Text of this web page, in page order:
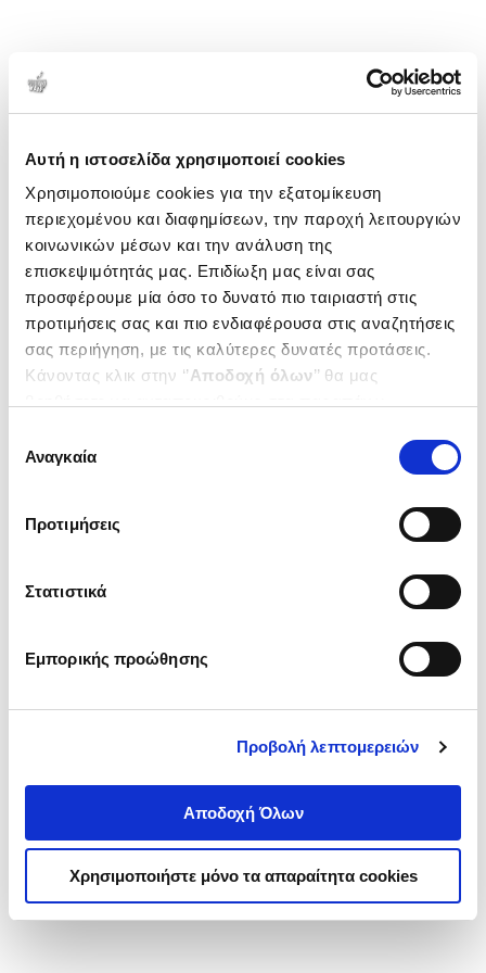
Αυτή η ιστοσελίδα χρησιμοποιεί cookies
Χρησιμοποιούμε cookies για την εξατομίκευση
περιεχομένου και διαφημίσεων, την παροχή λειτουργιών
κοινωνικών μέσων και την ανάλυση της
επισκεψιμότητάς μας. Επιδίωξη μας είναι σας
προσφέρουμε μία όσο το δυνατό πιο ταιριαστή στις
προτιμήσεις σας και πιο ενδιαφέρουσα στις αναζητήσεις
σας περιήγηση, με τις καλύτερες δυνατές προτάσεις.
Κάνοντας κλικ στην ‘’Αποδοχή όλων’’ θα μας
ενδιαφέρουν και να επιλέξετε από τα παρακάτω με την
΄΄και να ενημερωθείτε σχετικά με
συγκατάθεσης
Αναγκαία
Προτιμήσεις
Στατιστικά
Εμπορικής προώθησης
Προβολή λεπτομερειών
Αποδοχή Όλων
Χρησιμοποιήστε μόνο τα απαραίτητα cookies